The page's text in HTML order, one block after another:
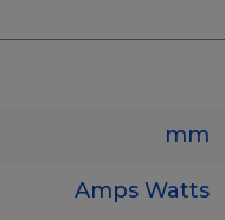
mm
Amps Watts